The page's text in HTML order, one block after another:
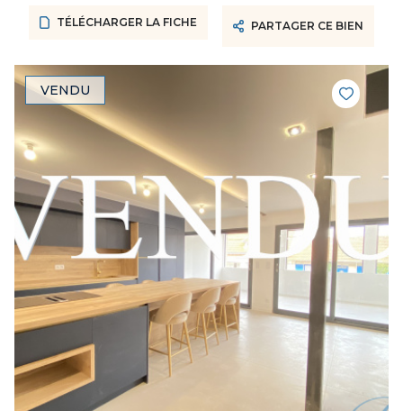
TÉLÉCHARGER LA FICHE PARTAGER CE BIEN
VENDU